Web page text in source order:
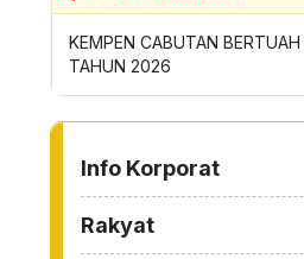
BERTUAH CUKAI TAKSIRAN
Info Korporat
Rakyat